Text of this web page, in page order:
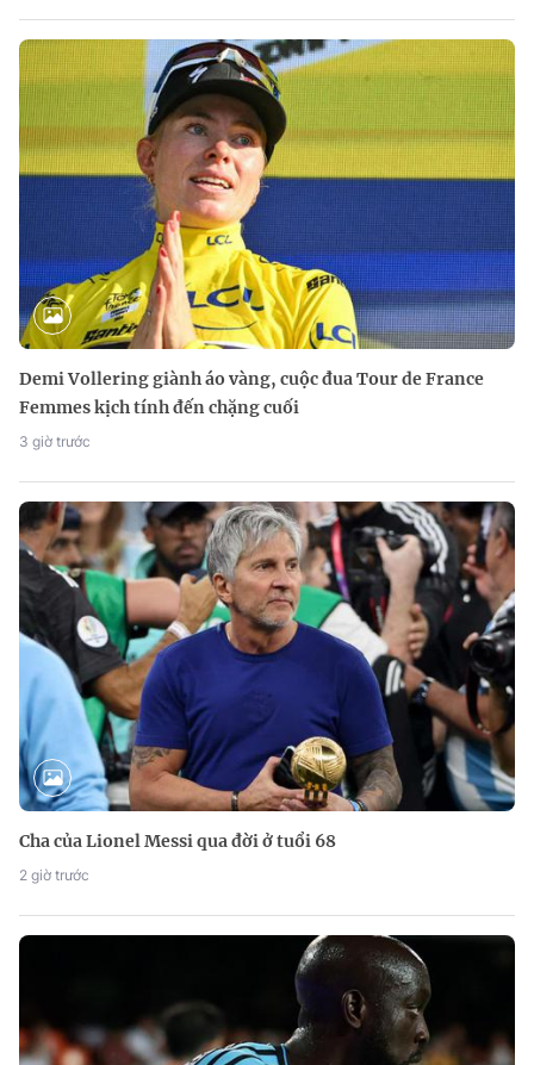
Demi Vollering giành áo vàng, cuộc đua Tour de France
Femmes kịch tính đến chặng cuối
3 giờ trước
Cha của Lionel Messi qua đời ở tuổi 68
2 giờ trước